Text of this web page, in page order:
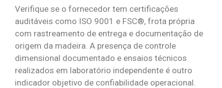
Verifique se o fornecedor tem certificações
auditáveis como ISO 9001 e FSC®, frota própria
com rastreamento de entrega e documentação de
origem da madeira. A presença de controle
dimensional documentado e ensaios técnicos
realizados em laboratório independente é outro
indicador objetivo de confiabilidade operacional.